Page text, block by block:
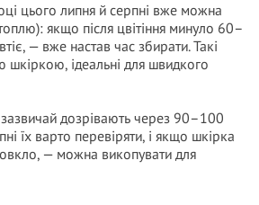
цього липня й серпні вже можна
якщо після цвітіння минуло 60–
— вже настав час збирати. Такі
шкіркою, ідеальні для швидкого
зазвичай дозрівають через 90–100
їх варто перевіряти, і якщо шкірка
— можна викопувати для